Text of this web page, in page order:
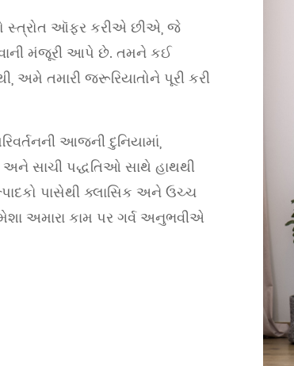
સ્ત્રોત ઑફર કરીએ છીએ, જે
મંજૂરી આપે છે. તમને કઈ
તમારી જરૂરિયાતોને પૂરી કરી
આજની દુનિયામાં,
સાચી પદ્ધતિઓ સાથે હાથથી
પાસેથી ક્લાસિક અને ઉચ્ચ
અમારા કામ પર ગર્વ અનુભવીએ